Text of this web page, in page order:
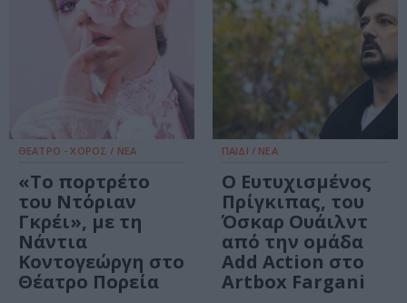
ΘΕΑΤΡΟ - ΧΟΡΟΣ / ΝΕΑ
«Το πορτρέτο
του Ντόριαν
Γκρέι», με τη
Νάντια
Κοντογεώργη στο
Θέατρο Πορεία
ΠΑΙΔΙ / ΝΕΑ
Ο Ευτυχισμένος
Πρίγκιπας, του
Όσκαρ Ουάιλντ
από την ομάδα
Add Action στο
Artbox Fargani